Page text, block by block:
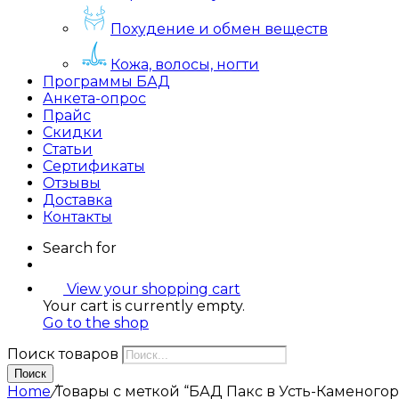
Похудение и обмен веществ
Кожа, волосы, ногти
Программы БАД
Анкета-опрос
Прайс
Скидки
Статьи
Сертификаты
Отзывы
Доставка
Контакты
Search for
View your shopping cart
Your cart is currently empty.
Go to the shop
Поиск товаров
Поиск
Home/Товары с меткой “БАД Пакс в Усть-